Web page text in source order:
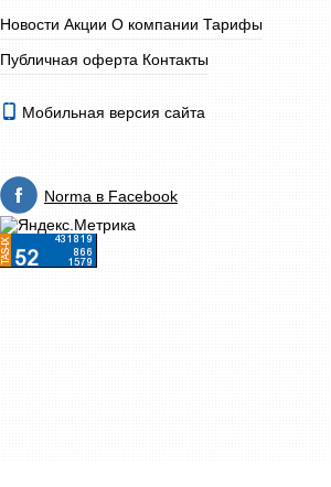
Новости Акции О компании Тарифы
Публичная оферта Контакты
Мобильная версия сайта
Norma в Facebook